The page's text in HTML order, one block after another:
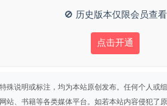
🚫 历史版本仅限会员查看
点击开通
殊说明或标注，均为本站原创发布。任何个人或
站、书籍等各类媒体平台。如若本站内容侵犯了